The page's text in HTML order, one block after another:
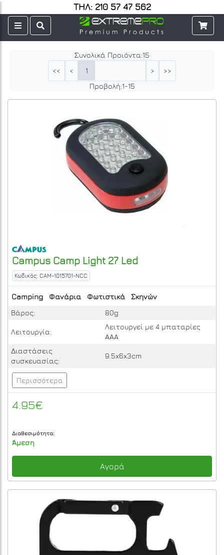
ΤΗΛ: 210 57 47 562
Συνολικά Προιόντα:15
<<
< 1 >
>>
Προβολή:1-15
Campus Camp Light 27 Led
Κωδικός: CAM-1015701-NCC
Camping Φανάρια Φωτιστικά
Σκηνών
Βάρος:
80g
Λειτουργία:
Λειτουργεί με 4 μπαταρίες
ΑΑΑ
Διαστάσεις
συσκευασίας:
9.5x6x3cm
Περισσότερα
4.95€
Διαθεσιμότητα:
Άμεση
Αγορά